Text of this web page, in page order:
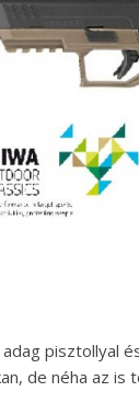
pisztollyal
de néha az is